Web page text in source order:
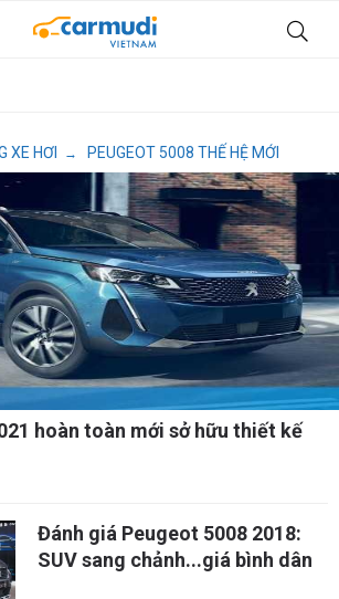
XE HƠI → PEUGEOT 5008 THẾ HỆ MỚI
hoàn toàn mới sở hữu thiết kế
Đánh giá Peugeot 5008 2018:
SUV sang chảnh...giá bình dân